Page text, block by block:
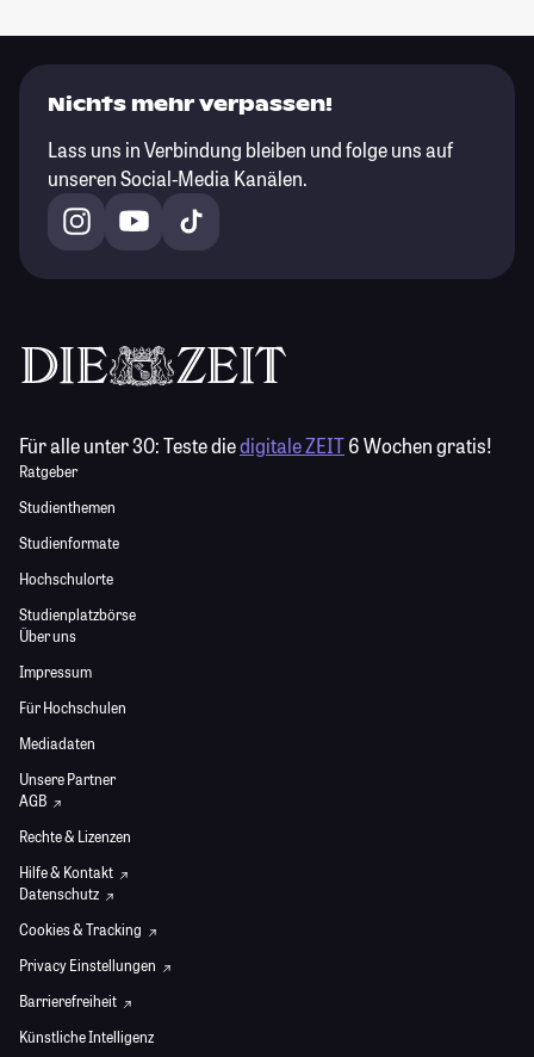
Nichts mehr verpassen!
Lass uns in Verbindung bleiben und folge uns auf
unseren Social-Media Kanälen.
Für alle unter 30:Teste diedigitale ZEIT6 Wochen gratis!
Ratgeber
Studienthemen
Studienformate
Hochschulorte
Studienplatzbörse
Über uns
Impressum
Für Hochschulen
Mediadaten
Unsere Partner
AGB
Rechte & Lizenzen
Hilfe & Kontakt
Datenschutz
Cookies & Tracking
Privacy Einstellungen
Barrierefreiheit
Künstliche Intelligenz